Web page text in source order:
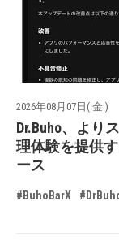
2026年08月07日( 金 )
Dr.Buho、より
理体験を提供す
ース
#BuhoBarX